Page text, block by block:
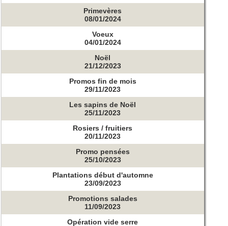
Primevères
08/01/2024
Voeux
04/01/2024
Noël
21/12/2023
Promos fin de mois
29/11/2023
Les sapins de Noël
25/11/2023
Rosiers / fruitiers
20/11/2023
Promo pensées
25/10/2023
Plantations début d'automne
23/09/2023
Promotions salades
11/09/2023
Opération vide serre